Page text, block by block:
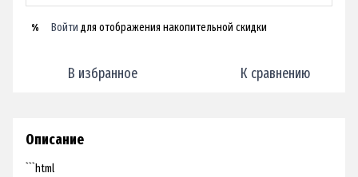
% Войти для отображения накопительной скидки
В избранное К сравнению
Описание
```html